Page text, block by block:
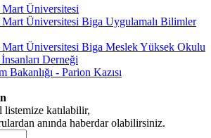
katılabilir,
anında haberdar olabilirsiniz.